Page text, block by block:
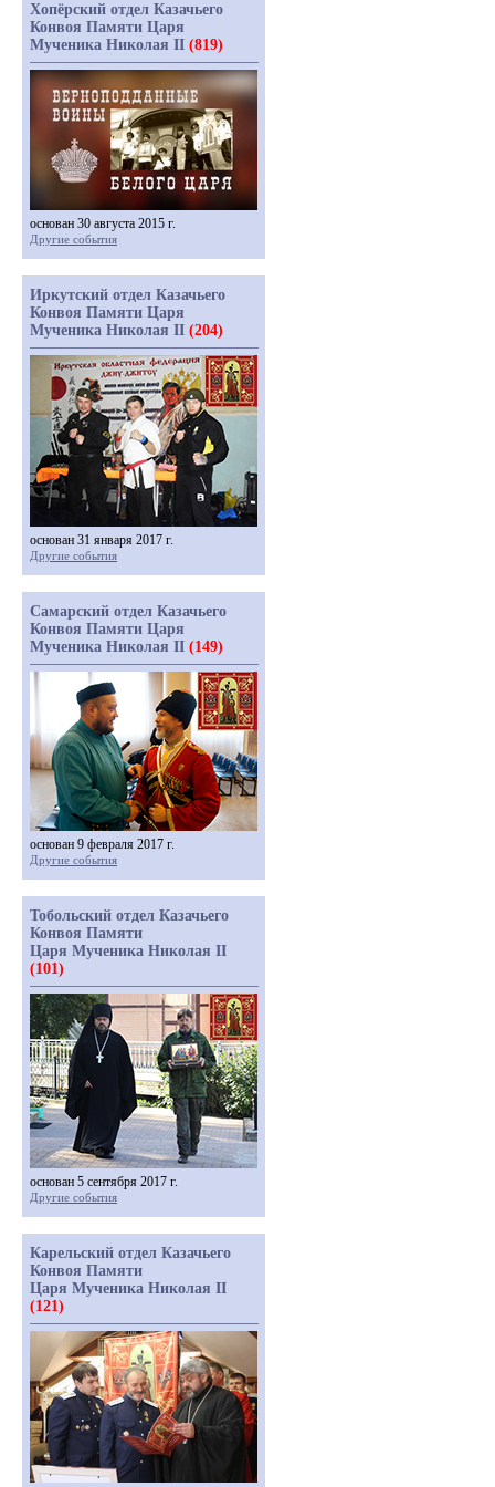
Хопёрский отдел Казачьего
Конвоя Памяти Царя
Мученика Николая II (819)
основан 30 августа 2015 г.
Другие события
Иркутский отдел Казачьего
Конвоя Памяти Царя
Мученика Николая II (204)
основан 31 января 2017 г.
Другие события
Самарский отдел Казачьего
Конвоя Памяти Царя
Мученика Николая II (149)
основан 9 февраля 2017 г.
Другие события
Тобольский отдел Казачьего
Конвоя Памяти
Царя Мученика Николая II
(101)
основан 5 сентября 2017 г.
Другие события
Карельский отдел Казачьего
Конвоя Памяти
Царя Мученика Николая II
(121)